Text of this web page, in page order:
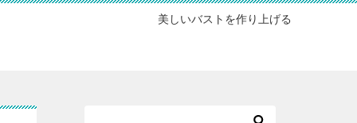
美しいバストを作り上げる